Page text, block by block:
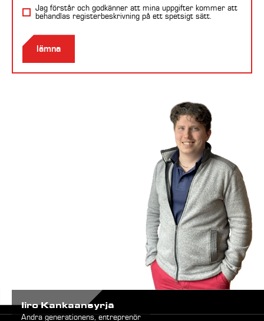
Jag förstår och godkänner att mina uppgifter kommer att
behandlas registerbeskrivning på ett spetsigt sätt.
Iiro Kankaansyrjä
Andra generationens, entreprenör